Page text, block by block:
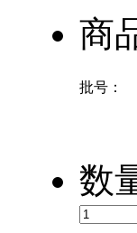
商
批号：
数